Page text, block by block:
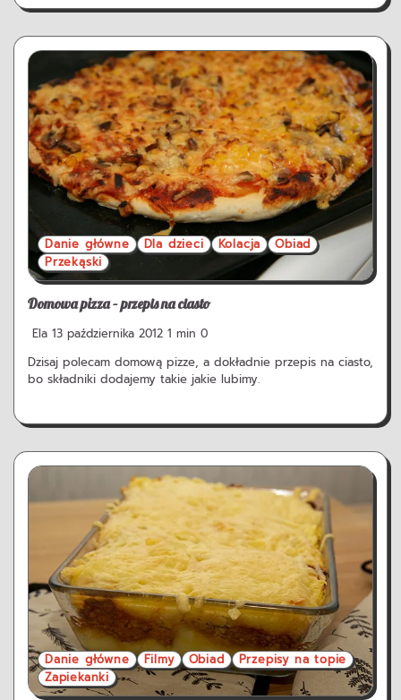
Danie główne Dla dzieci Kolacja
Obiad
Przekąski
Domowa pizza – przepis na ciasto
Ela 13 października 2012 1 min 0
Dzisaj polecam domową pizze, a dokładnie przepis na ciasto,
bo składniki dodajemy takie jakie lubimy.
Danie główne Filmy Obiad
Przepisy na topie
Zapiekanki